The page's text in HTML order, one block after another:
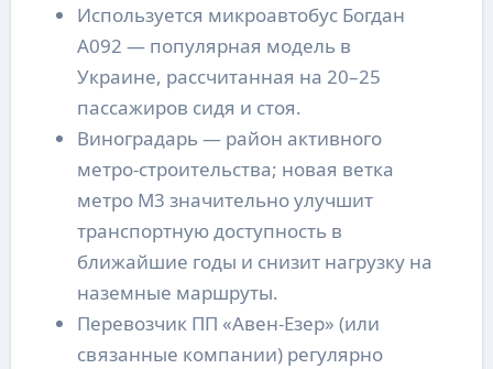
Используется микроавтобус Богдан
А092 — популярная модель в
Украине, рассчитанная на 20–25
пассажиров сидя и стоя.
Виноградарь — район активного
метро-строительства; новая ветка
метро М3 значительно улучшит
транспортную доступность в
ближайшие годы и снизит нагрузку на
наземные маршруты.
Перевозчик ПП «Авен-Езер» (или
связанные компании) регулярно